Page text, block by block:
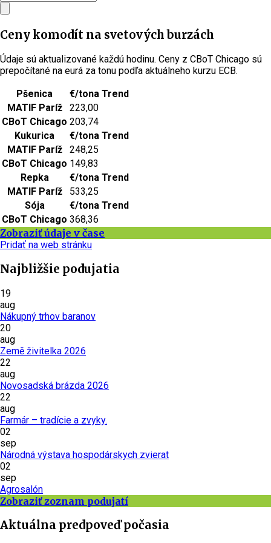
Ceny komodít na svetových burzách
Údaje sú aktualizované každú hodinu. Ceny z CBoT Chicago sú
prepočítané na eurá za tonu podľa aktuálneho kurzu ECB.
Pšenica
€/tona Trend
MATIF Paríž
223,00
CBoT Chicago 203,74
Kukurica
€/tona Trend
MATIF Paríž
248,25
CBoT Chicago 149,83
Repka
€/tona Trend
MATIF Paríž
533,25
Sója
€/tona Trend
CBoT Chicago 368,36
Zobraziť údaje v čase
Pridať na web stránku
Najbližšie podujatia
19
aug
Nákupný trhov baranov
20
aug
Země živitelka 2026
22
aug
Novosadská brázda 2026
22
aug
Farmár – tradície a zvyky.
02
sep
Národná výstava hospodárskych zvierat
02
sep
Agrosalón
Zobraziť zoznam podujatí
Aktuálna predpoveď počasia